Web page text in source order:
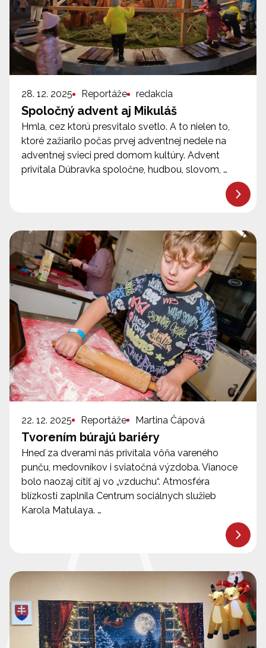
28. 12. 2025 Reportáže redakcia
Spoločný advent aj Mikuláš
Hmla, cez ktorú presvitalo svetlo. A to nielen to,
ktoré zažiarilo počas prvej adventnej nedele na
adventnej svieci pred domom kultúry. Advent
privítala Dúbravka spoločne, hudbou, slovom, …
22. 12. 2025 Reportáže Martina Čápová
Tvorením búrajú bariéry
Hneď za dverami nás privítala vôňa vareného
punču, medovníkov i sviatočná výzdoba. Vianoce
bolo naozaj cítiť aj vo „vzduchu“. Atmosféra
blízkosti zaplnila Centrum sociálnych služieb
Karola Matulaya. …